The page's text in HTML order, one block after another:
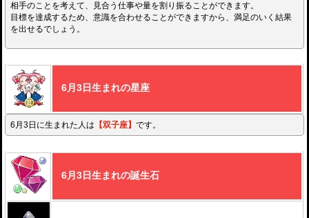
相手のことを考えて、見合う仕事や量を割り振ることができます。
目標を達成するため、意識を合わせることができますから、満足のいく結果
を出せるでしょう。
6月3日生まれの星座
6月3日に生まれた人は 【双子座】 です。
6月3日生まれの誕生石